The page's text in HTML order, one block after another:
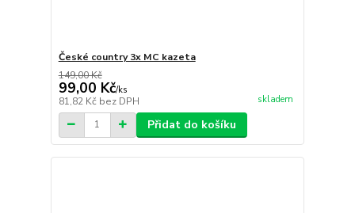
České country 3x MC kazeta
149,00 Kč
99,00 Kč/ks
81,82 Kč bez DPH skladem
Přidat do košíku